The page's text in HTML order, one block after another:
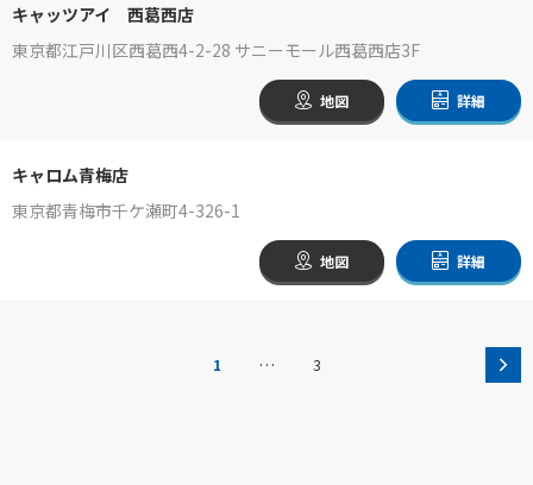
キャッツアイ 西葛西店
東京都江戸川区西葛西4-2-28 サニーモール西葛西店3F
地図 詳細
キャロム青梅店
東京都青梅市千ケ瀬町4-326-1
地図 詳細
1 … 3